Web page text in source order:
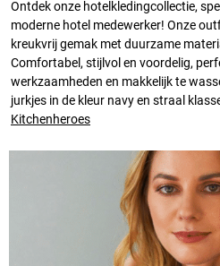
Ontdek onze hotelkledingcollectie,
moderne hotel medewerker! Onze
kreukvrij gemak met duurzame
Comfortabel, stijlvol en voordelig,
werkzaamheden en makkelijk te
jurkjes in de kleur navy en straal
Kitchenheroes